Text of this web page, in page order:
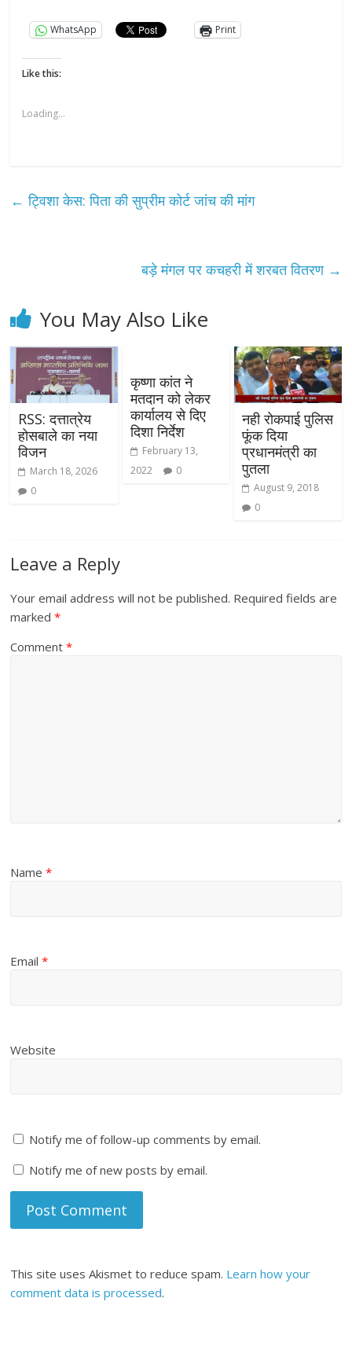
WhatsApp Print
Like this:
Loading...
← ट्विशा केस: पिता की सुप्रीम कोर्ट जांच की मांग
बड़े मंगल पर कचहरी में शरबत वितरण →
You May Also Like
RSS: दत्तात्रेय
होसबाले का नया
विजन
March 18, 2026
0
कृष्णा कांत ने
मतदान को लेकर
कार्यालय से दिए
दिशा निर्देश
February 13,
2022
0
नही रोकपाई पुलिस
फूंक दिया
प्रधानमंत्री का
पुतला
August 9, 2018
0
Leave a Reply
Your email address will not be published. Required fields are
marked*
Comment*
Name*
Email*
Website
Notify me of follow-up comments by email.
Notify me of new posts by email.
This site uses Akismet to reduce spam. Learn how your
comment data is processed.